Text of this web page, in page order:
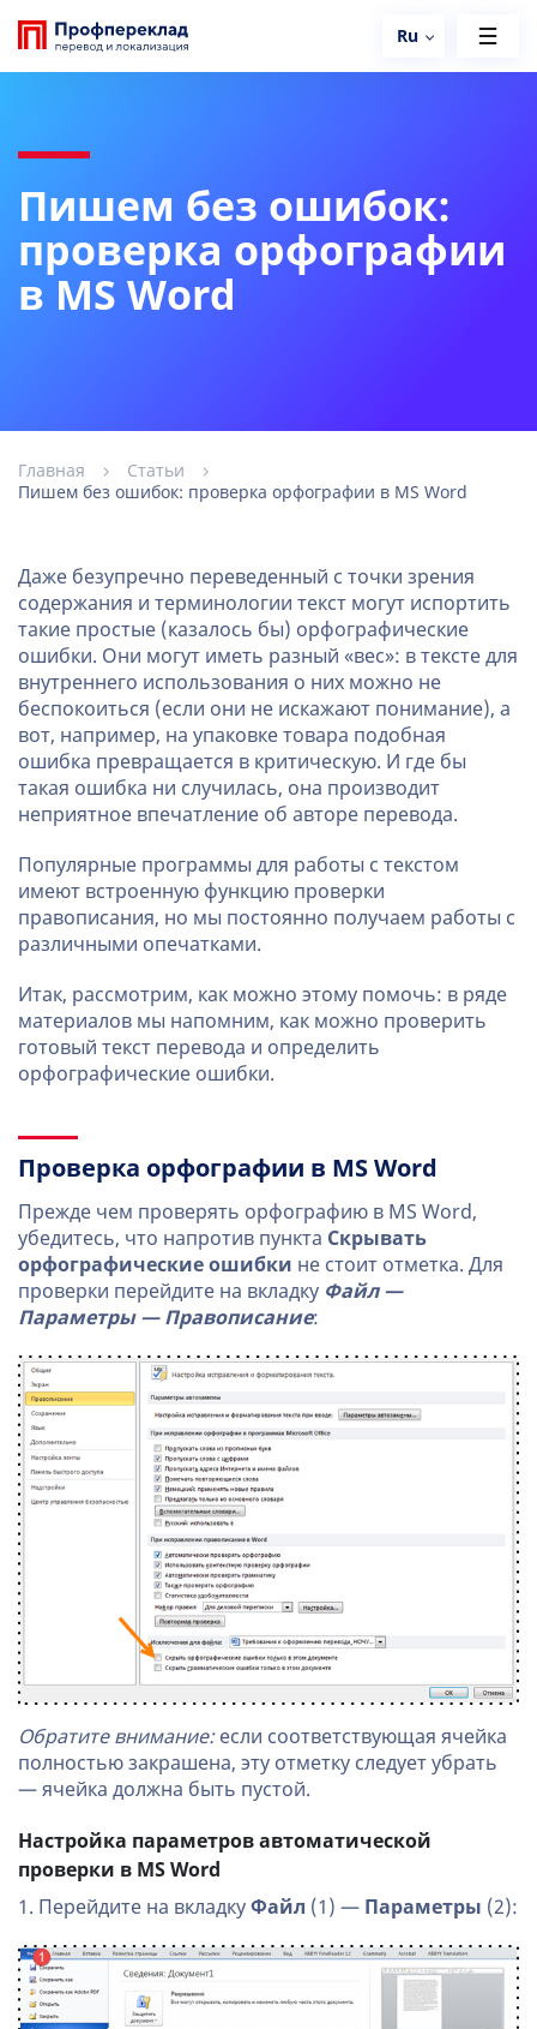
Ru
Пишем без ошибок:
проверка орфографии
в MS Word
Главная
Статьи
Пишем без ошибок: проверка орфографии в MS Word
Даже безупречно переведенный с точки зрения
содержания и терминологии текст могут испортить
такие простые (казалось бы) орфографические
ошибки. Они могут иметь разный «вес»: в тексте для
внутреннего использования о них можно не
беспокоиться (если они не искажают понимание), а
вот, например, на упаковке товара подобная
ошибка превращается в критическую. И где бы
такая ошибка ни случилась, она производит
неприятное впечатление об авторе перевода.
Популярные программы для работы с текстом
имеют встроенную функцию проверки
правописания, но мы постоянно получаем работы с
различными опечатками.
Итак, рассмотрим, как можно этому помочь: в ряде
материалов мы напомним, как можно проверить
готовый текст перевода и определить
орфографические ошибки.
Проверка орфографии в MS Word
Прежде чем проверять орфографию в MS Word,
убедитесь, что напротив пункта Скрывать
орфографические ошибки не стоит отметка. Для
проверки перейдите на вкладку Файл —
Параметры — Правописание:
Обратите внимание:если соответствующая ячейка
полностью закрашена, эту отметку следует убрать
— ячейка должна быть пустой.
Настройка параметров автоматической
проверки в MS Word
1. Перейдите на вкладку Файл (1) — Параметры (2):